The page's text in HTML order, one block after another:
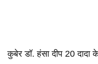
कुबेर डॉ. हंसा दीप 20